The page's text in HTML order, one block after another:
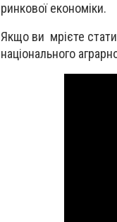
ринкової економіки.
Якщо ви мрієте
національного